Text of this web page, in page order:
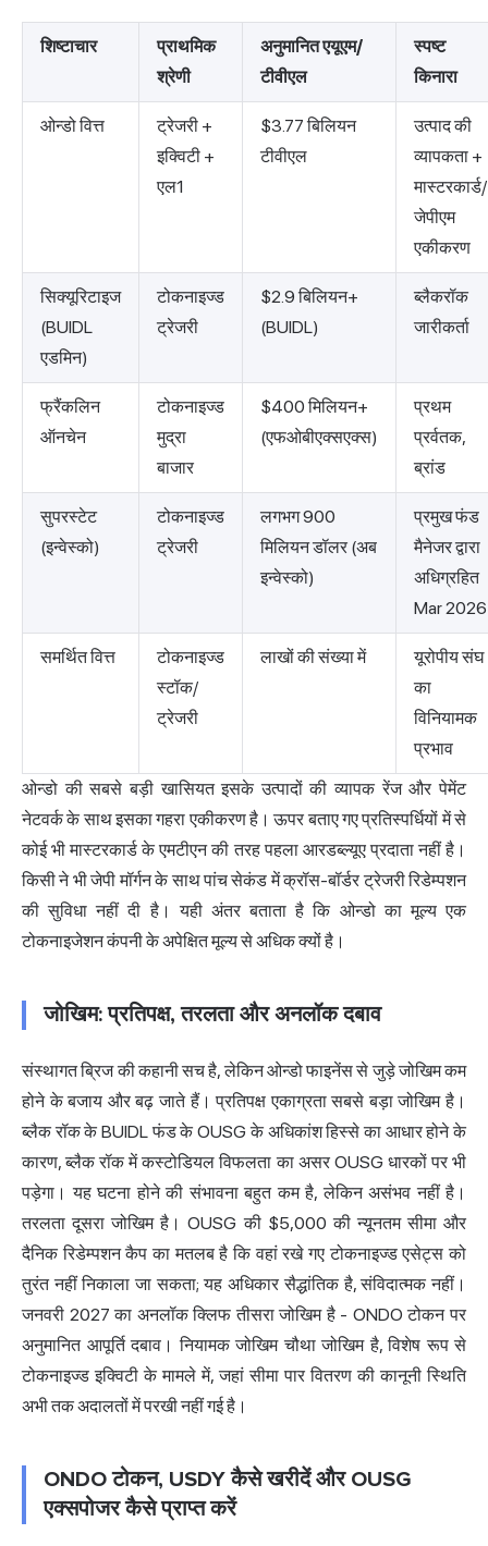
शिष्टाचार
प्राथमिक
श्रेणी
अनुमानित एयूएम/
टीवीएल
स्पष्ट
किनारा
ओन्डो वित्त
ट्रेजरी +
इक्विटी +
एल1
$3.77 बिलियन
टीवीएल
उत्पाद की
व्यापकता +
मास्टरकार्ड/
जेपीएम
एकीकरण
सिक्यूरिटाइज
(BUIDL
एडमिन)
टोकनाइज्ड
ट्रेजरी
$2.9 बिलियन+
(BUIDL)
ब्लैकरॉक
जारीकर्ता
फ्रैंकलिन
ऑनचेन
टोकनाइज्ड
मुद्रा
बाजार
$400 मिलियन+
(एफओबीएक्सएक्स)
प्रथम
प्रर्वतक,
ब्रांड
सुपरस्टेट
(इन्वेस्को)
टोकनाइज्ड
ट्रेजरी
लगभग 900
मिलियन डॉलर (अब
इन्वेस्को)
प्रमुख फंड
मैनेजर द्वारा
अधिग्रहित
Mar 2026
समर्थित वित्त
टोकनाइज्ड
स्टॉक/
ट्रेजरी
लाखों की संख्या में
यूरोपीय संघ
का
विनियामक
प्रभाव
ओन्डो की सबसे बड़ी खासियत इसके उत्पादों की व्यापक रेंज और पेमेंट
नेटवर्क के साथ इसका गहरा एकीकरण है। ऊपर बताए गए प्रतिस्पर्धियों में से
कोई भी मास्टरकार्ड के एमटीएन की तरह पहला आरडब्ल्यूए प्रदाता नहीं है।
किसी ने भी जेपी मॉर्गन के साथ पांच सेकंड में क्रॉस-बॉर्डर ट्रेजरी रिडेम्पशन
की सुविधा नहीं दी है। यही अंतर बताता है कि ओन्डो का मूल्य एक
टोकनाइजेशन कंपनी के अपेक्षित मूल्य से अधिक क्यों है।
जोखिम: प्रतिपक्ष, तरलता और अनलॉक दबाव
संस्थागत ब्रिज की कहानी सच है, लेकिन ओन्डो फाइनेंस से जुड़े जोखिम कम
होने के बजाय और बढ़ जाते हैं। प्रतिपक्ष एकाग्रता सबसे बड़ा जोखिम है।
ब्लैक रॉक के BUIDL फंड के OUSG के अधिकांश हिस्से का आधार होने के
कारण, ब्लैक रॉक में कस्टोडियल विफलता का असर OUSG धारकों पर भी
पड़ेगा। यह घटना होने की संभावना बहुत कम है, लेकिन असंभव नहीं है।
तरलता दूसरा जोखिम है। OUSG की $5,000 की न्यूनतम सीमा और
दैनिक रिडेम्पशन कैप का मतलब है कि वहां रखे गए टोकनाइज्ड एसेट्स को
तुरंत नहीं निकाला जा सकता; यह अधिकार सैद्धांतिक है, संविदात्मक नहीं।
जनवरी 2027 का अनलॉक क्लिफ तीसरा जोखिम है - ONDO टोकन पर
अनुमानित आपूर्ति दबाव। नियामक जोखिम चौथा जोखिम है, विशेष रूप से
टोकनाइज्ड इक्विटी के मामले में, जहां सीमा पार वितरण की कानूनी स्थिति
अभी तक अदालतों में परखी नहीं गई है।
ONDO टोकन, USDY कैसे खरीदें और OUSG
एक्सपोजर कैसे प्राप्त करें